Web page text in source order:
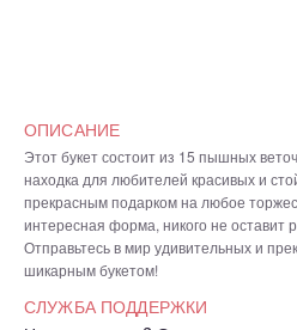
ОПИСАНИЕ
Этот букет состоит из 15 пышных
находка для любителей красивых и
прекрасным подарком на любое
интересная форма, никого не оставит
Отправьтесь в мир удивительных и
шикарным букетом!
СЛУЖБА ПОДДЕРЖКИ